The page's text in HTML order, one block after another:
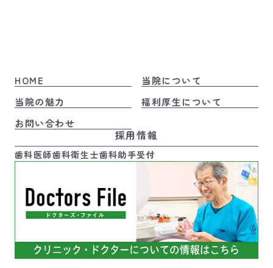
HOME
当院について
当院の魅力
福利厚生について
お問い合わせ
採用情報
歯科医師歯科衛生士歯科助手受付